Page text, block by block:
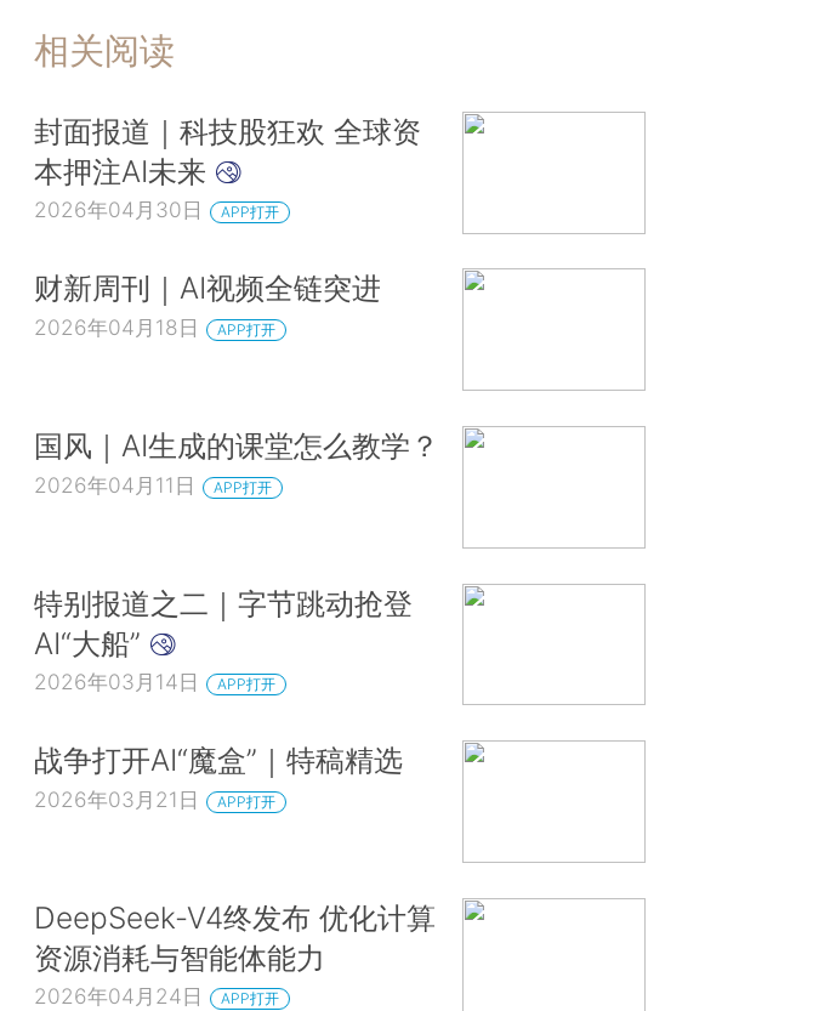
相关阅读
封面报道｜科技股狂欢 全球资
本押注AI未来
2026年04月30日 APP打开
财新周刊｜AI视频全链突进
2026年04月18日 APP打开
国风｜AI生成的课堂怎么教学？
2026年04月11日 APP打开
特别报道之二｜字节跳动抢登
AI“大船”
2026年03月14日 APP打开
战争打开AI“魔盒”｜特稿精选
2026年03月21日 APP打开
DeepSeek-V4终发布 优化计算
资源消耗与智能体能力
2026年04月24日 APP打开